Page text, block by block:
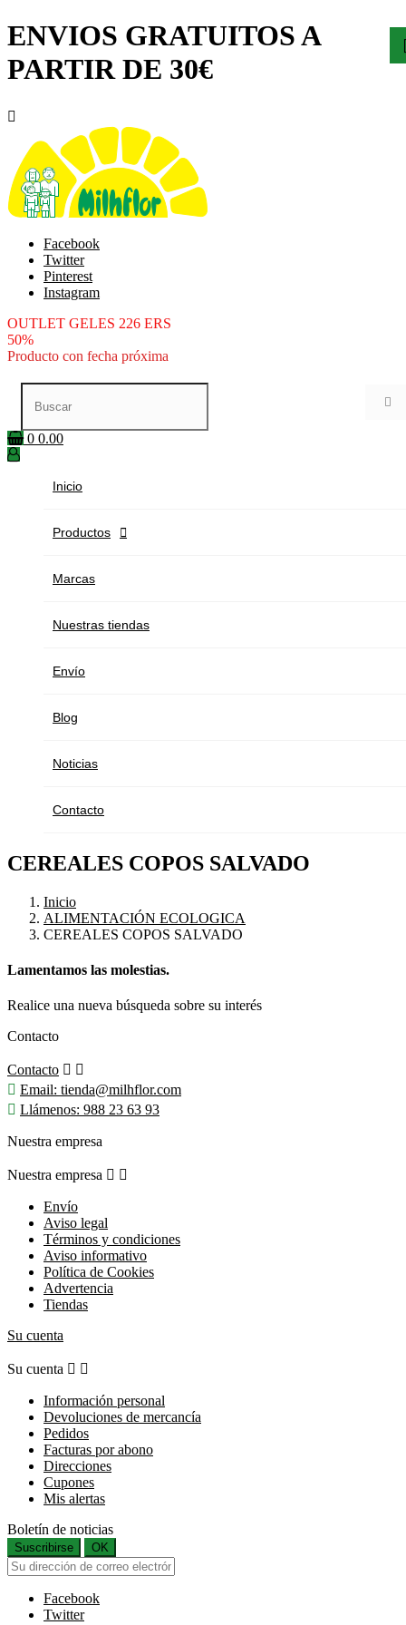
ENVIOS GRATUITOS A
PARTIR DE 30€

Facebook
Twitter
Pinterest
Instagram
OUTLET GELES 226 ERS
50%
Producto con fecha próxima

0 0.00
Inicio
Productos 
Marcas
Nuestras tiendas
Envío
Blog
Noticias
Contacto
CEREALES COPOS SALVADO
Inicio
ALIMENTACIÓN ECOLOGICA
CEREALES COPOS SALVADO
Lamentamos las molestias.
Realice una nueva búsqueda sobre su interés
Contacto
Contacto  
 Email: tienda@milhflor.com
 Llámenos: 988 23 63 93
Nuestra empresa
Nuestra empresa  
Envío
Aviso legal
Términos y condiciones
Aviso informativo
Política de Cookies
Advertencia
Tiendas
Su cuenta
Su cuenta  
Información personal
Devoluciones de mercancía
Pedidos
Facturas por abono
Direcciones
Cupones
Mis alertas
Boletín de noticias
Suscribirse OK
Facebook
Twitter